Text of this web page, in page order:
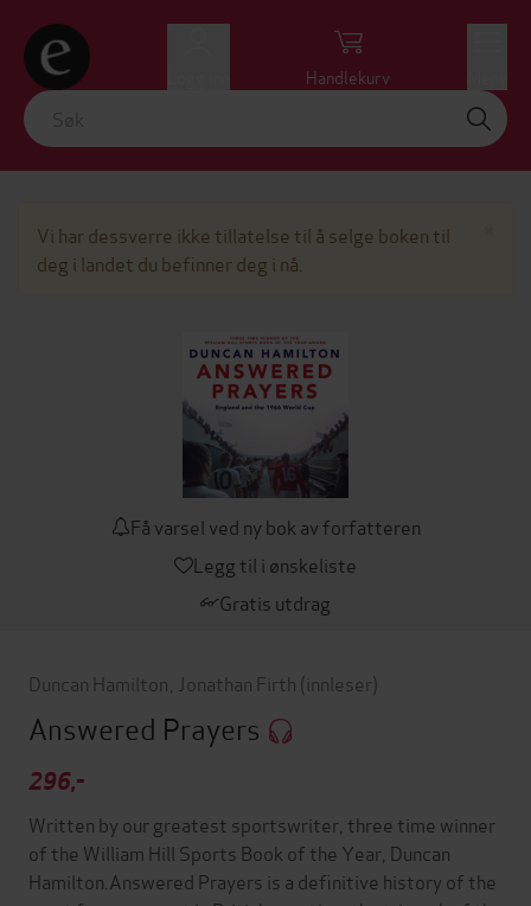
Handlekurv
Vi har dessverre ikke tillatelse til å selge boken til
deg i landet du befinner deg i nå.
Få varsel ved ny bok av forfatteren
Legg til i ønskeliste
Gratis utdrag
Duncan Hamilton Jonathan Firth (innleser)
Answered Prayers
296,-
Written by our greatest sportswriter, three time winner
of the William Hill Sports Book of the Year, Duncan
Hamilton.Answered Prayers is a definitive history of the